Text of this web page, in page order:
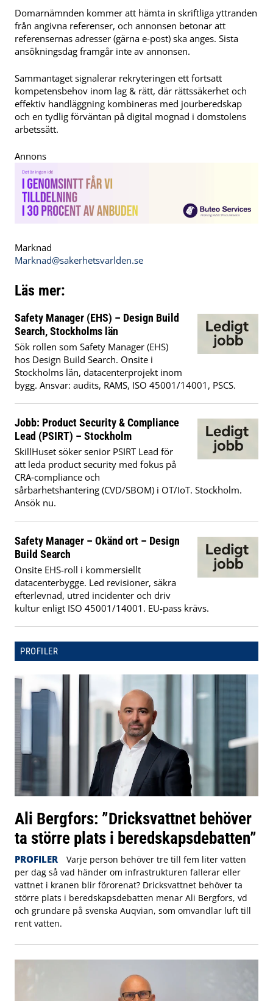
Domarnämnden kommer att hämta in skriftliga yttranden
från angivna referenser, och annonsen betonar att
referensernas adresser (gärna e-post) ska anges. Sista
ansökningsdag framgår inte av annonsen.
Sammantaget signalerar rekryteringen ett fortsatt
kompetensbehov inom lag & rätt, där rättssäkerhet och
effektiv handläggning kombineras med jourberedskap
och en tydlig förväntan på digital mognad i domstolens
arbetssätt.
Annons
Marknad
Marknad@sakerhetsvarlden.se
Läs mer:
Safety Manager (EHS) – Design Build
Search, Stockholms län
Sök rollen som Safety Manager (EHS)
hos Design Build Search. Onsite i
Stockholms län, datacenterprojekt inom
bygg. Ansvar: audits, RAMS, ISO 45001/14001, PSCS.
Jobb: Product Security & Compliance
Lead (PSIRT) – Stockholm
SkillHuset söker senior PSIRT Lead för
att leda product security med fokus på
CRA‑compliance och
sårbarhetshantering (CVD/SBOM) i OT/IoT. Stockholm.
Ansök nu.
Safety Manager – Okänd ort – Design
Build Search
Onsite EHS-roll i kommersiellt
datacenterbygge. Led revisioner, säkra
efterlevnad, utred incidenter och driv
kultur enligt ISO 45001/14001. EU-pass krävs.
PROFILER
Ali Bergfors: ”Dricksvattnet behöver
ta större plats i beredskapsdebatten”
PROFILER
Varje person behöver tre till fem liter vatten
per dag så vad händer om infrastrukturen fallerar eller
vattnet i kranen blir förorenat? Dricksvattnet behöver ta
större plats i beredskapsdebatten menar Ali Bergfors, vd
och grundare på svenska Auqvian, som omvandlar luft till
rent vatten.